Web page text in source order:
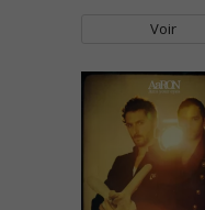
Voir